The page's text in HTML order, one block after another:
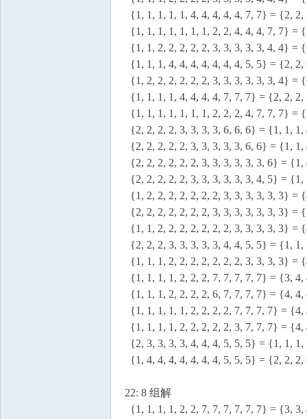
{1, 1, 1, 1, 1, 4, 4, 4, 4, 4, 7, 7} = {2, 2,
{1, 1, 1, 1, 1, 1, 1, 2, 2, 4, 4, 4, 7, 7} =
{1, 1, 2, 2, 2, 2, 2, 3, 3, 3, 3, 3, 4, 4} =
{1, 1, 1, 4, 4, 4, 4, 4, 4, 4, 5, 5} = {2, 2,
{1, 2, 2, 2, 2, 2, 2, 3, 3, 3, 3, 3, 3, 4} =
{1, 1, 1, 1, 4, 4, 4, 4, 7, 7, 7} = {2, 2, 2,
{1, 1, 1, 1, 1, 1, 1, 2, 2, 2, 4, 7, 7, 7} =
{2, 2, 2, 2, 3, 3, 3, 3, 6, 6, 6} = {1, 1, 1,
{2, 2, 2, 2, 2, 3, 3, 3, 3, 3, 6, 6} = {1, 1,
{2, 2, 2, 2, 2, 2, 3, 3, 3, 3, 3, 3, 6} = {1,
{2, 2, 2, 2, 2, 3, 3, 3, 3, 3, 3, 4, 5} = {1,
{1, 2, 2, 2, 2, 2, 2, 2, 3, 3, 3, 3, 3, 3} =
{2, 2, 2, 2, 2, 2, 2, 3, 3, 3, 3, 3, 3, 3} =
{1, 1, 2, 2, 2, 2, 2, 2, 2, 3, 3, 3, 3, 3} =
{2, 2, 2, 3, 3, 3, 3, 3, 4, 4, 5, 5} = {1, 1,
{1, 1, 1, 2, 2, 2, 2, 2, 2, 2, 3, 3, 3, 3} =
{1, 1, 1, 1, 2, 2, 2, 7, 7, 7, 7, 7} = {3, 4,
{1, 1, 1, 2, 2, 2, 2, 6, 7, 7, 7, 7} = {4, 4,
{1, 1, 1, 1, 1, 2, 2, 2, 2, 7, 7, 7, 7} = {4,
{1, 1, 1, 1, 2, 2, 2, 2, 2, 3, 7, 7, 7} = {4,
{2, 3, 3, 3, 3, 4, 4, 4, 5, 5, 5} = {1, 1, 1,
{1, 4, 4, 4, 4, 4, 4, 4, 5, 5, 5} = {2, 2, 2,
22: 8 组解
{1, 1, 1, 1, 2, 2, 7, 7, 7, 7, 7, 7} = {3, 3,